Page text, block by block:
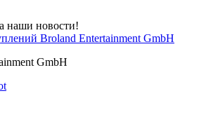
наши новости!
GmbH